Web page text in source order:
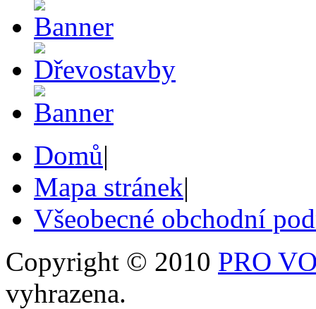
Domů|
Mapa stránek|
Všeobecné obchodní
Copyright © 2010 PRO
vyhrazena.